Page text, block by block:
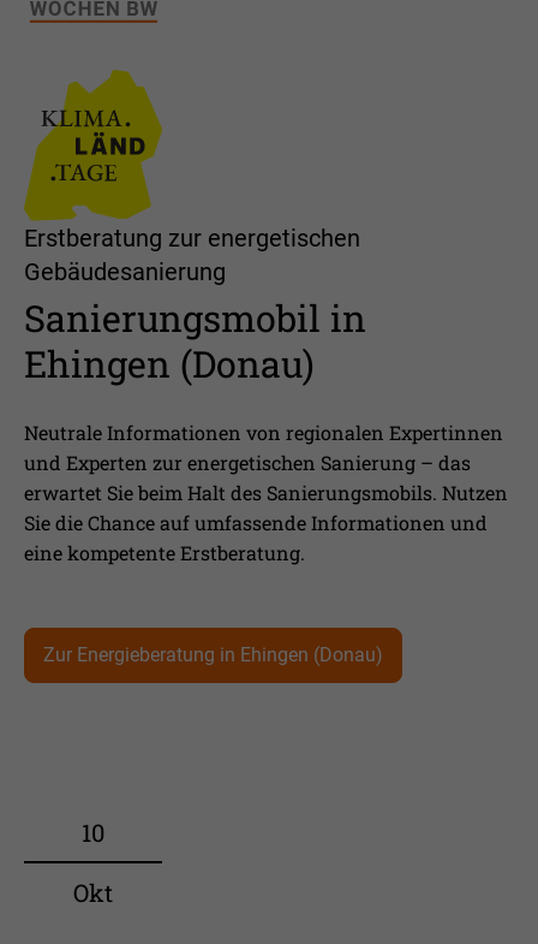
Erstberatung zur energetischen
Gebäudesanierung
Sanierungsmobil in
Ehingen (Donau)
Neutrale Informationen von regionalen Expertinnen
und Experten zur energetischen Sanierung – das
erwartet Sie beim Halt des Sanierungsmobils. Nutzen
Sie die Chance auf umfassende Informationen und
eine kompetente Erstberatung.
Zur Energieberatung in Ehingen (Donau)
10
Okt